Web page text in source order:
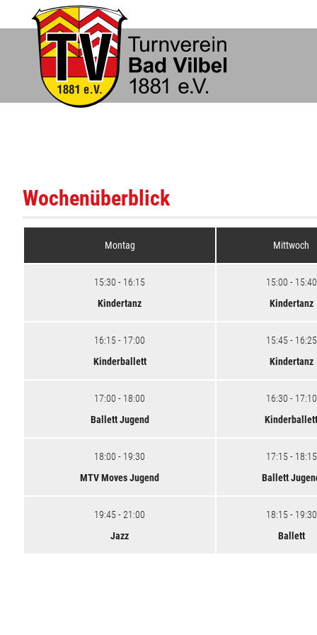
Wochenüberblick
Montag Mittwoch
15:30 - 16:15
Kindertanz
15:00 - 15:40
Kindertanz
16:15 - 17:00
Kinderballett
15:45 - 16:25
Kindertanz
17:00 - 18:00
Ballett Jugend
16:30 - 17:10
Kinderballett
18:00 - 19:30
MTV Moves Jugend
17:15 - 18:15
Ballett
19:45 - 21:00
Jazz
18:15 - 19:30
Ballett